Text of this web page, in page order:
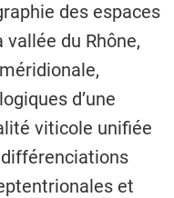
des espaces
du Rhône,
d’une
viticole unifiée
et